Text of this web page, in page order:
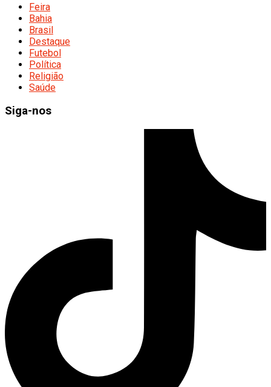
Feira
Bahia
Brasil
Destaque
Futebol
Política
Religião
Saúde
Siga-nos